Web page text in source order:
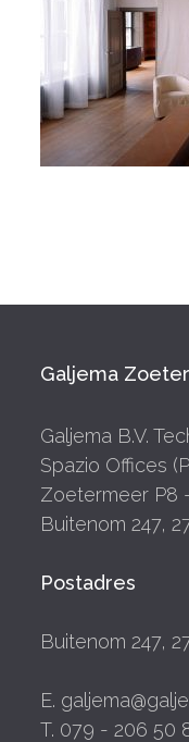
Galjema
Galjema B.V.
Spazio Offices
Zoetermeer P8
Buitenom 247,
Postadres
Buitenom 247,
E.
T. 079 - 206 50